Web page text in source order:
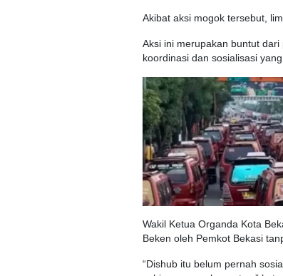
Akibat aksi mogok tersebut,
Aksi ini merupakan buntut dari
koordinasi dan sosialisasi yang
Wakil Ketua Organda Kota
Beken oleh Pemkot Bekasi
“Dishub itu belum pernah